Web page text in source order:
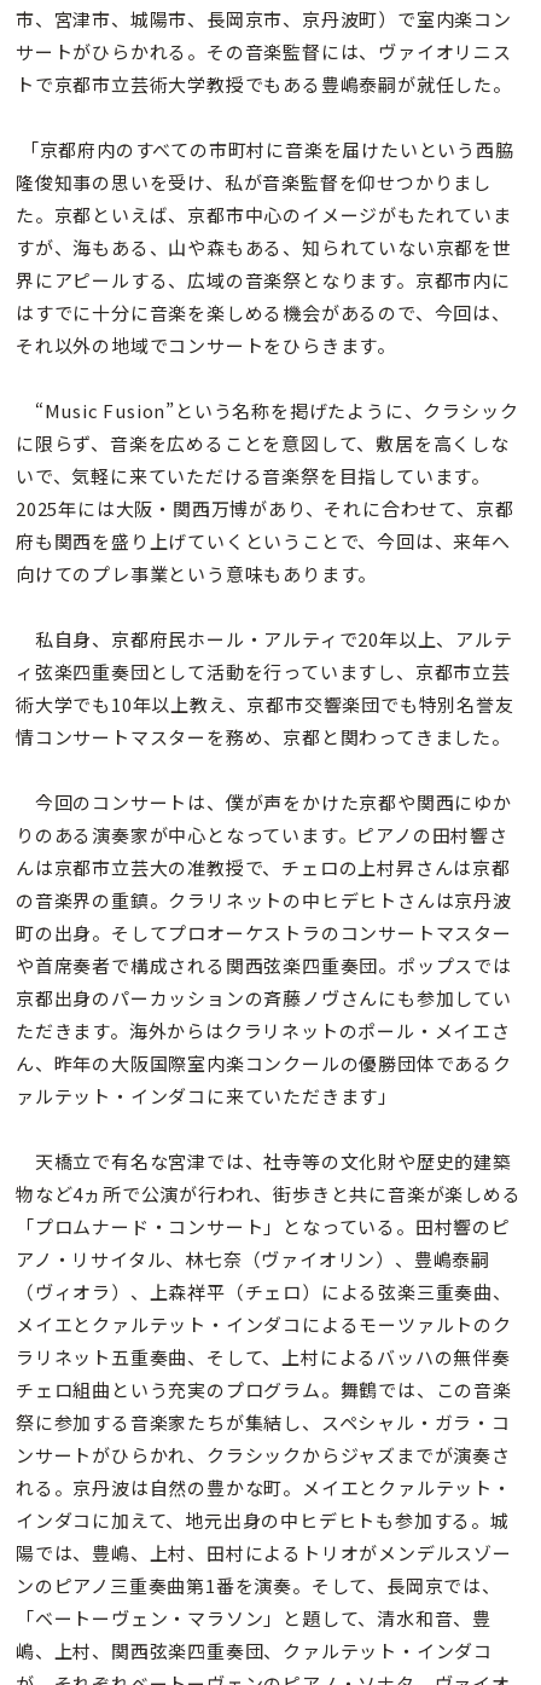
市、宮津市、城陽市、長岡京市、京丹波町）で室内楽コン
サートがひらかれる。その音楽監督には、ヴァイオリニス
トで京都市立芸術大学教授でもある豊嶋泰嗣が就任した。
「京都府内のすべての市町村に音楽を届けたいという西脇
隆俊知事の思いを受け、私が音楽監督を仰せつかりまし
た。京都といえば、京都市中心のイメージがもたれていま
すが、海もある、山や森もある、知られていない京都を世
界にアピールする、広域の音楽祭となります。京都市内に
はすでに十分に音楽を楽しめる機会があるので、今回は、
それ以外の地域でコンサートをひらきます。
“Music Fusion”という名称を掲げたように、クラシック
に限らず、音楽を広めることを意図して、敷居を高くしな
いで、気軽に来ていただける音楽祭を目指しています。
2025年には大阪・関西万博があり、それに合わせて、京都
府も関西を盛り上げていくということで、今回は、来年へ
向けてのプレ事業という意味もあります。
私自身、京都府民ホール・アルティで20年以上、アルテ
ィ弦楽四重奏団として活動を行っていますし、京都市立芸
術大学でも10年以上教え、京都市交響楽団でも特別名誉友
情コンサートマスターを務め、京都と関わってきました。
今回のコンサートは、僕が声をかけた京都や関西にゆか
りのある演奏家が中心となっています。ピアノの田村響さ
んは京都市立芸大の准教授で、チェロの上村昇さんは京都
の音楽界の重鎮。クラリネットの中ヒデヒトさんは京丹波
町の出身。そしてプロオーケストラのコンサートマスター
や首席奏者で構成される関西弦楽四重奏団。ポップスでは
京都出身のパーカッションの斉藤ノヴさんにも参加してい
ただきます。海外からはクラリネットのポール・メイエさ
ん、昨年の大阪国際室内楽コンクールの優勝団体であるク
ァルテット・インダコに来ていただきます」
天橋立で有名な宮津では、社寺等の文化財や歴史的建築
物など4ヵ所で公演が行われ、街歩きと共に音楽が楽しめる
「プロムナード・コンサート」となっている。田村響のピ
アノ・リサイタル、林七奈（ヴァイオリン）、豊嶋泰嗣
（ヴィオラ）、上森祥平（チェロ）による弦楽三重奏曲、
メイエとクァルテット・インダコによるモーツァルトのク
ラリネット五重奏曲、そして、上村によるバッハの無伴奏
チェロ組曲という充実のプログラム。舞鶴では、この音楽
祭に参加する音楽家たちが集結し、スペシャル・ガラ・コ
ンサートがひらかれ、クラシックからジャズまでが演奏さ
れる。京丹波は自然の豊かな町。メイエとクァルテット・
インダコに加えて、地元出身の中ヒデヒトも参加する。城
陽では、豊嶋、上村、田村によるトリオがメンデルスゾー
ンのピアノ三重奏曲第1番を演奏。そして、長岡京では、
「ベートーヴェン・マラソン」と題して、清水和音、豊
嶋、上村、関西弦楽四重奏団、クァルテット・インダコ